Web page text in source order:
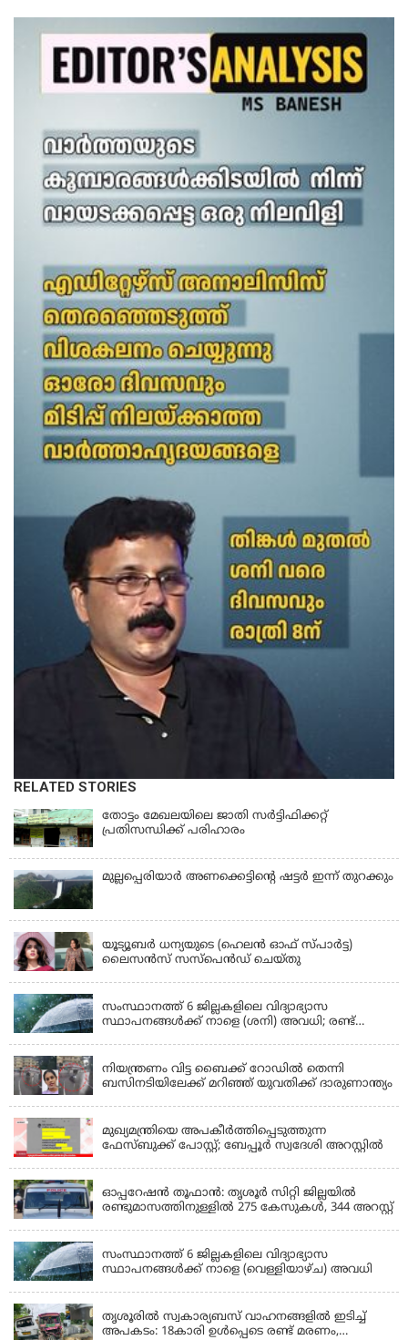
RELATED STORIES
തോട്ടം മേഖലയിലെ ജാതി സര്‍ട്ടിഫിക്കറ്റ്
പ്രതിസന്ധിക്ക് പരിഹാരം
മുല്ലപ്പെരിയാര്‍ അണക്കെട്ടിൻ്റെ ഷട്ടര്‍ ഇന്ന് തുറക്കും
യൂട്യൂബർ ധന്യയുടെ (ഹെലൻ ഓഫ് സ്പാർട്ട)
ലൈസൻസ് സസ്‌പെൻഡ് ചെയ്തു
സംസ്ഥാനത്ത് 6 ജില്ലകളിലെ വിദ്യാഭ്യാസ
സ്ഥാപനങ്ങൾക്ക് നാളെ (ശനി) അവധി; രണ്ട്
നിയന്ത്രണം വിട്ട ബൈക്ക് റോഡിൽ തെന്നി
ബസിനടിയിലേക്ക് മറിഞ്ഞ് യുവതിക്ക് ദാരുണാന്ത്യം
മുഖ്യമന്ത്രിയെ അപകീർത്തിപ്പെടുത്തുന്ന
ഫേസ്‌ബുക്ക് പോസ്റ്റ്; ബേപ്പൂർ സ്വദേശി അറസ്റ്റിൽ
ഓപ്പറേഷൻ തൂഫാൻ: തൃശൂർ സിറ്റി ജില്ലയിൽ
രണ്ടുമാസത്തിനുള്ളിൽ 275 കേസുകൾ, 344 അറസ്റ്റ്
സംസ്ഥാനത്ത് 6 ജില്ലകളിലെ വിദ്യാഭ്യാസ
സ്ഥാപനങ്ങൾക്ക് നാളെ (വെള്ളിയാഴ്ച) അവധി
തൃശൂരിൽ സ്വകാര്യബസ് വാഹനങ്ങളില്‍ ഇടിച്ച്
അപകടം: 18കാരി ഉൾപ്പെടെ രണ്ട് മരണം,